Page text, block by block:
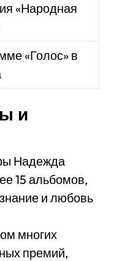
«Народная
«Голос» в
и
Надежда
15 альбомов,
и любовь
многих
премий,